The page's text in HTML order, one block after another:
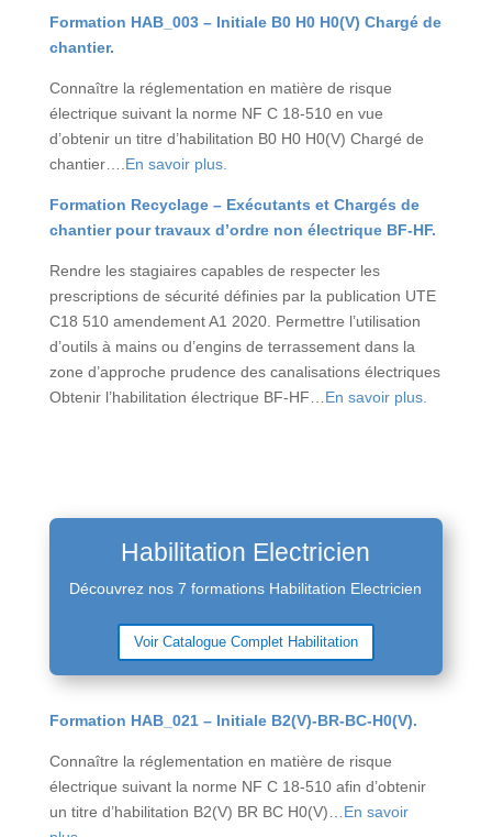
Formation HAB_003 – Initiale B0 H0 H0(V) Chargé de
chantier.
Connaître la réglementation en matière de risque
électrique suivant la norme NF C 18-510 en vue
d’obtenir un titre d’habilitation B0 H0 H0(V) Chargé de
chantier…. En savoir plus.
Formation Recyclage – Exécutants et Chargés de
chantier pour travaux d’ordre non électrique BF-HF.
Rendre les stagiaires capables de respecter les
prescriptions de sécurité définies par la publication UTE
C18 510 amendement A1 2020. Permettre l’utilisation
d’outils à mains ou d’engins de terrassement dans la
zone d’approche prudence des canalisations électriques
Obtenir l’habilitation électrique BF-HF… En savoir plus.
Habilitation Electricien
Découvrez nos 7 formations Habilitation Electricien
Voir Catalogue Complet Habilitation
Formation HAB_021 – Initiale B2(V)-BR-BC-H0(V).
Connaître la réglementation en matière de risque
électrique suivant la norme NF C 18-510 afin d’obtenir
un titre d’habilitation B2(V) BR BC H0(V)… En savoir